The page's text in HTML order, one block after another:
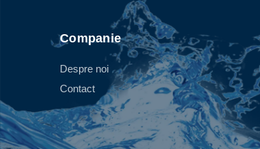
Companie
Despre noi
Contact